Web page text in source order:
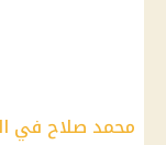
محمد صلاح في